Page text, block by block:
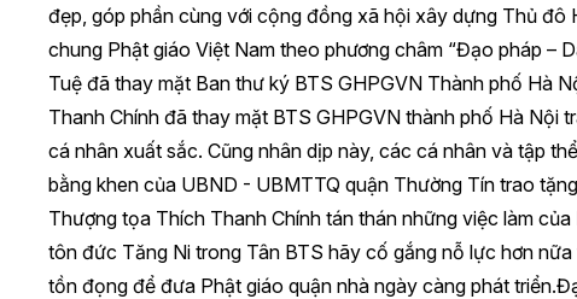
đẹp, góp phần cùng với cộng đồng xã hội xây dựng Thủ đô
chung Phật giáo Việt Nam theo phương châm “Đạo pháp –
Tuệ đã thay mặt Ban thư ký BTS GHPGVN Thành phố Hà
Thanh Chính đã thay mặt BTS GHPGVN thành phố Hà
cá nhân xuất sắc. Cũng nhân dịp này, các cá nhân và tập
bằng khen của UBND - UBMTTQ quận Thường Tín trao
Thượng tọa Thích Thanh Chính tán thán những việc làm
tôn đức Tăng Ni trong Tân BTS hãy cố gắng nỗ lực hơn
tồn đọng để đưa Phật giáo quận nhà ngày càng phát